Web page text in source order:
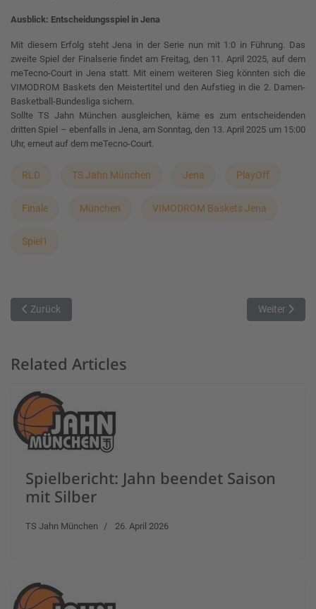
Ausblick: Entscheidungsspiel in Jena
Mit diesem Erfolg steht Jena in der Serie nun mit 1:0 in Führung. Das
zweite Spiel der Finalserie findet am Freitag, den 11. April 2025, auf dem
meTecno-Court in Jena statt. Mit einem weiteren Sieg könnten sich die
VIMODROM Baskets den Meistertitel und den Aufstieg in die 2. Damen-
Basketball-Bundesliga sichern.
Sollte TS Jahn München ausgleichen, käme es zum entscheidenden
dritten Spiel – ebenfalls in Jena, am Sonntag, den 13. April 2025 um 15:00
Uhr, erneut auf dem meTecno-Court.
RLD TS Jahn München Jena PlayOff
Finale München VIMODROM Baskets Jena
Spiel1
Vorheriger Beitrag: MTV München beendet RLD-Saison mit
Zurück Nächster
Weiter
Related Articles
Spielbericht: Jahn beendet Saison
mit Silber
TS Jahn München 26. April 2026